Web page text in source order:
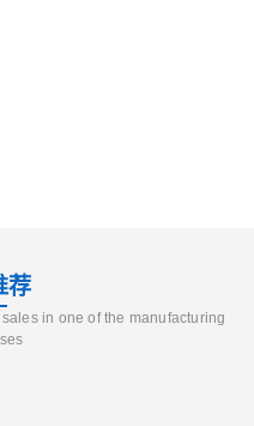
荐
in one of the manufacturing